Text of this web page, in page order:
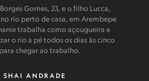
Gomes, 23, e o filho Lucca,
rio perto de casa, em Arembepe
trabalha como açougueira e
o rio a pé todos os dias às cinco
chegar ao trabalho.
SHAI ANDRADE